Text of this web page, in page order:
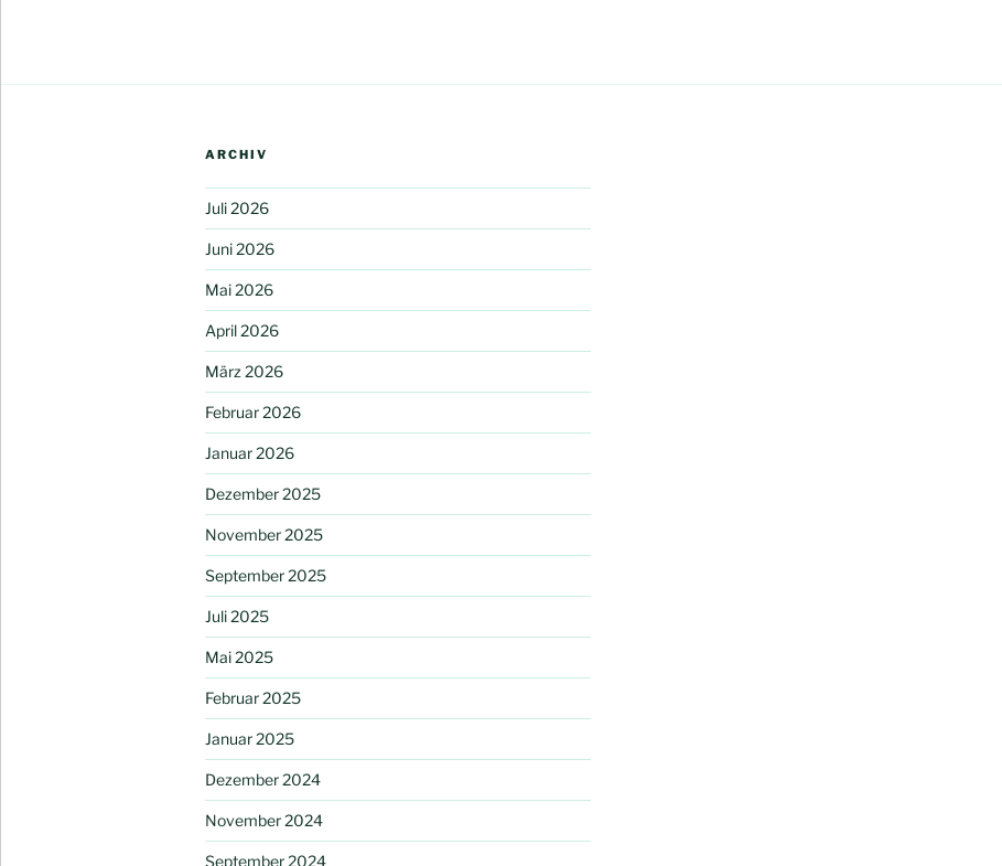
ARCHIV
Juli 2026
Juni 2026
Mai 2026
April 2026
März 2026
Februar 2026
Januar 2026
Dezember 2025
November 2025
September 2025
Juli 2025
Mai 2025
Februar 2025
Januar 2025
Dezember 2024
November 2024
September 2024